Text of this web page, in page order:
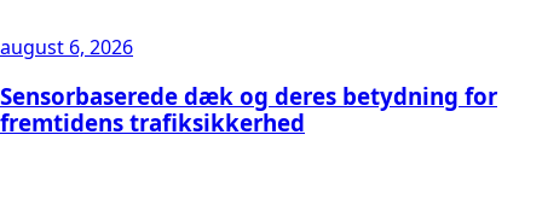
august 6, 2026
Sensorbaserede dæk og deres betydning for
fremtidens trafiksikkerhed